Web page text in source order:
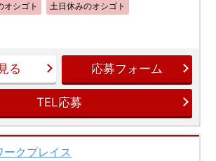
オシゴト 土日休みのオシゴト
る 応募フォーム
TEL応募
クプレイス